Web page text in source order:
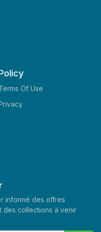
Of Use
informé des offres
des collections à venir